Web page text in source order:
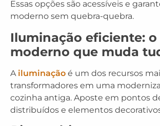
Essas opções são acessíveis e
moderno sem quebra-quebra.
Iluminação eficiente:
moderno que muda
A iluminação é um dos recursos
transformadores em uma
cozinha antiga. Aposte em pontos
distribuídos e elementos